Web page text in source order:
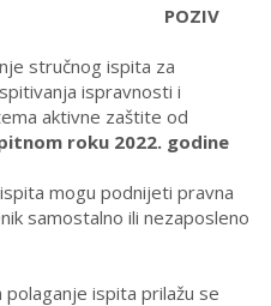
POZIV
stručnog ispita za
ispravnosti i
aktivne zaštite od
roku 2022. godine
mogu podnijeti pravna
samostalno ili nezaposleno
ispita prilažu se